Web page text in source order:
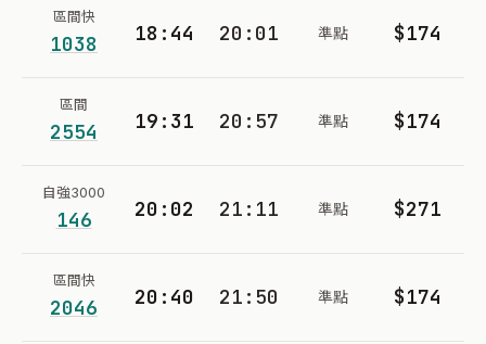
區間快
1038 18:44 20:01 準點 $174
區間
2554 19:31 20:57 準點 $174
自強3000
146 20:02 21:11 準點 $271
區間快
2046 20:40 21:50 準點 $174